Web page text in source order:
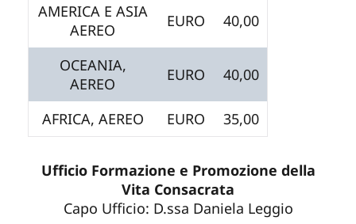
AMERICA E ASIA
AEREO
EURO 40,00
OCEANIA,
AEREO
EURO 40,00
AFRICA, AEREO EURO 35,00
Ufficio Formazione e Promozione della
Vita Consacrata
Capo Ufficio: D.ssa Daniela Leggio